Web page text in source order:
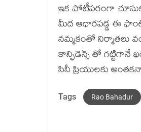
ఇక పోటీపరంగా
మీద ఆధారపడ్డ ఈ
నమ్మకంతో నిర్మాతలు
కాన్ఫిడెన్స్ తో గట్టిగానే
సినీ ప్రియులకు
Tags Rao Bahadur